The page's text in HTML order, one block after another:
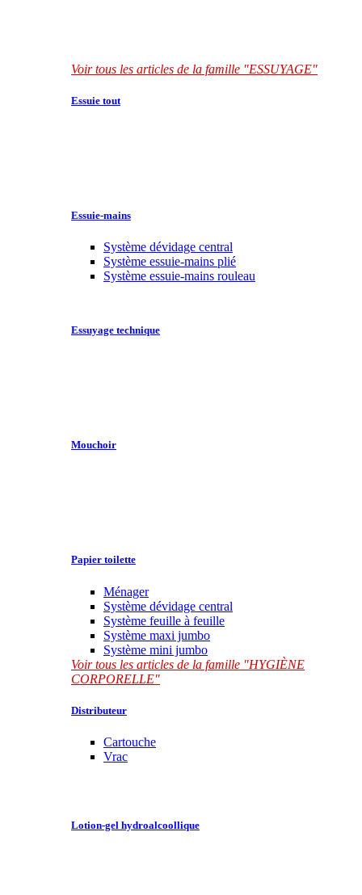
Voir tous les articles de la famille "ESSUYAGE"
Essuie tout
Essuie-mains
Système dévidage central
Système essuie-mains plié
Système essuie-mains rouleau
Essuyage technique
Mouchoir
Papier toilette
Ménager
Système dévidage central
Système feuille à feuille
Système maxi jumbo
Système mini jumbo
Voir tous les articles de la famille "HYGIÈNE
CORPORELLE"
Distributeur
Cartouche
Vrac
Lotion-gel hydroalcoollique